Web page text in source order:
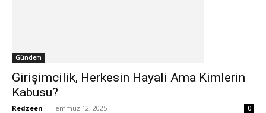
Gündem
Girişimcilik, Herkesin Hayali Ama Kimlerin
Kabusu?
Redzeen - Temmuz 12, 2025 0